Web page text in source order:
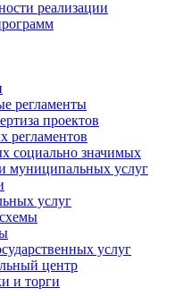
реализации
регламенты
проектов
регламентов
социально значимых
муниципальных услуг
услуг
услуг
центр
и торги